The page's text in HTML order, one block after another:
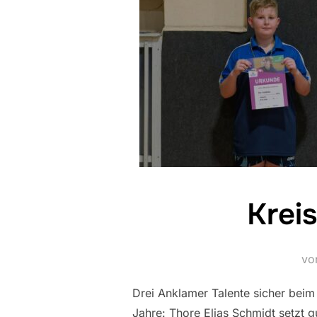
Drei Anklamer Talente sicher
Jahre: Thore Elias Schmidt setzt